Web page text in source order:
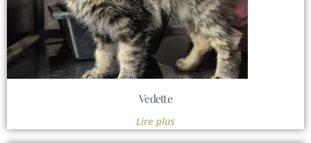
Vedette
Lire plus